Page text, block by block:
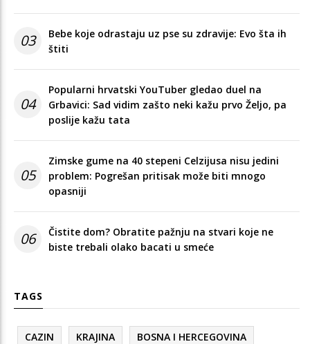
03
Bebe koje odrastaju uz pse su zdravije: Evo šta ih
štiti
04
Popularni hrvatski YouTuber gledao duel na
Grbavici: Sad vidim zašto neki kažu prvo Željo, pa
poslije kažu tata
05
Zimske gume na 40 stepeni Celzijusa nisu jedini
problem: Pogrešan pritisak može biti mnogo
opasniji
06
Čistite dom? Obratite pažnju na stvari koje ne
biste trebali olako bacati u smeće
TAGS
CAZIN KRAJINA BOSNA I HERCEGOVINA